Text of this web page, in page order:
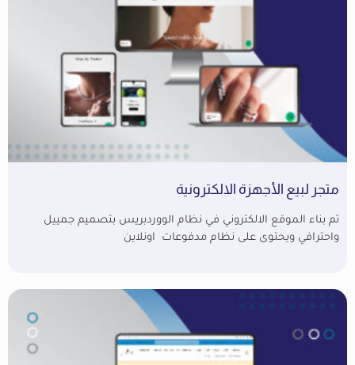
متجر لبيع الأجهزة الالكترونية
تم بناء الموقع الالكتروني في نظام الووردبريس بتصميم جمييل
واحترافي ويحتوى على نظام مدفوعات اونلاين